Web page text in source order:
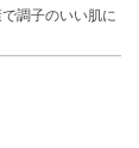
調子のいい肌に